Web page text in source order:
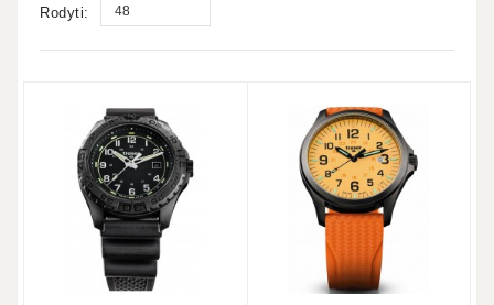
Rodyti: 48